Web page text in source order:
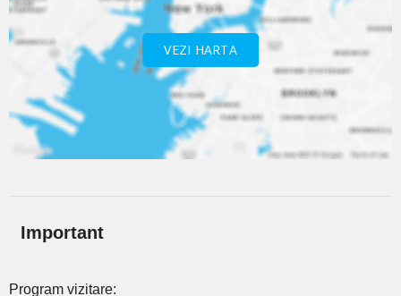
VEZI HARTA
Important
Program vizitare: